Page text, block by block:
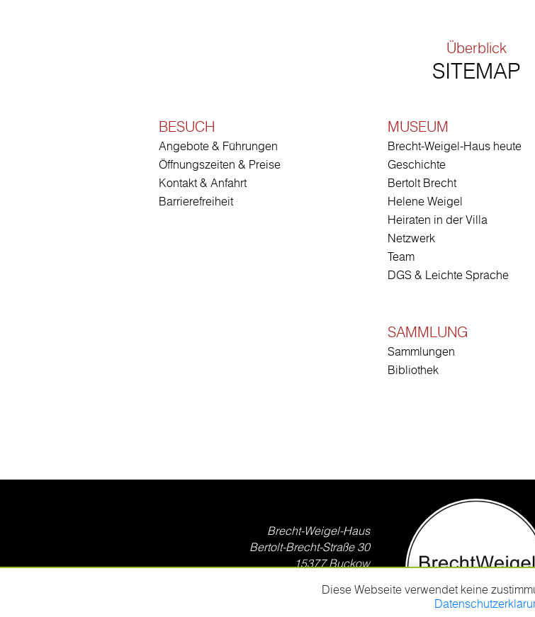
Überblick
SITEMAP
BESUCH
Angebote & Führungen
Öffnungszeiten & Preise
Kontakt & Anfahrt
Barrierefreiheit
MUSEUM
Brecht-Weigel-Haus heute
Geschichte
Bertolt Brecht
Helene Weigel
Heiraten in der Villa
Netzwerk
Team
DGS & Leichte Sprache
SAMMLUNG
Sammlungen
Bibliothek
Brecht-Weigel-Haus
Bertolt-Brecht-Straße 30
15377 Buckow
033433 4 67
Diese Webseite verwendet keine